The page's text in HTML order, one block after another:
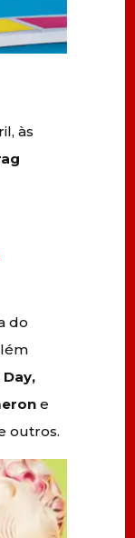
às
do
e
outros.